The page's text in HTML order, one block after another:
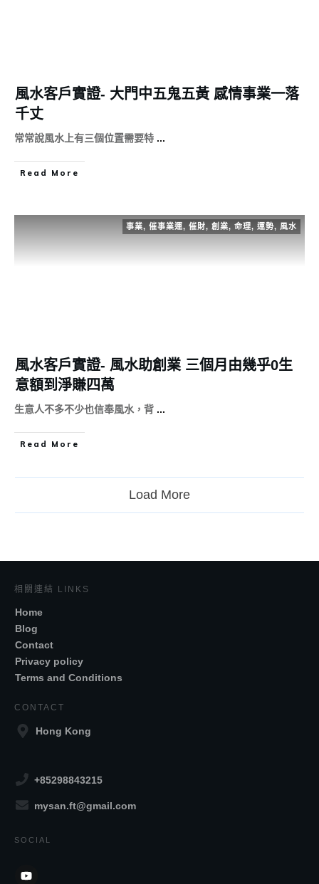
風水客戶實證- 大門中五鬼五黃 感情事業一落
千丈
常常說風水上有三個位置需要特 ...
Read More
事業, 催事業運, 催財, 創業, 命理, 運勢, 風水
風水客戶實證- 風水助創業 三個月由幾乎0生
意額到淨賺四萬
生意人不多不少也信奉風水，背 ...
Read More
Load More
相關連結 LINKS
Home
Blog
Contact
Privacy policy
Terms and Conditions
CONTACT
Hong Kong
+85298843215
mysan.ft@gmail.com
SOCIAL